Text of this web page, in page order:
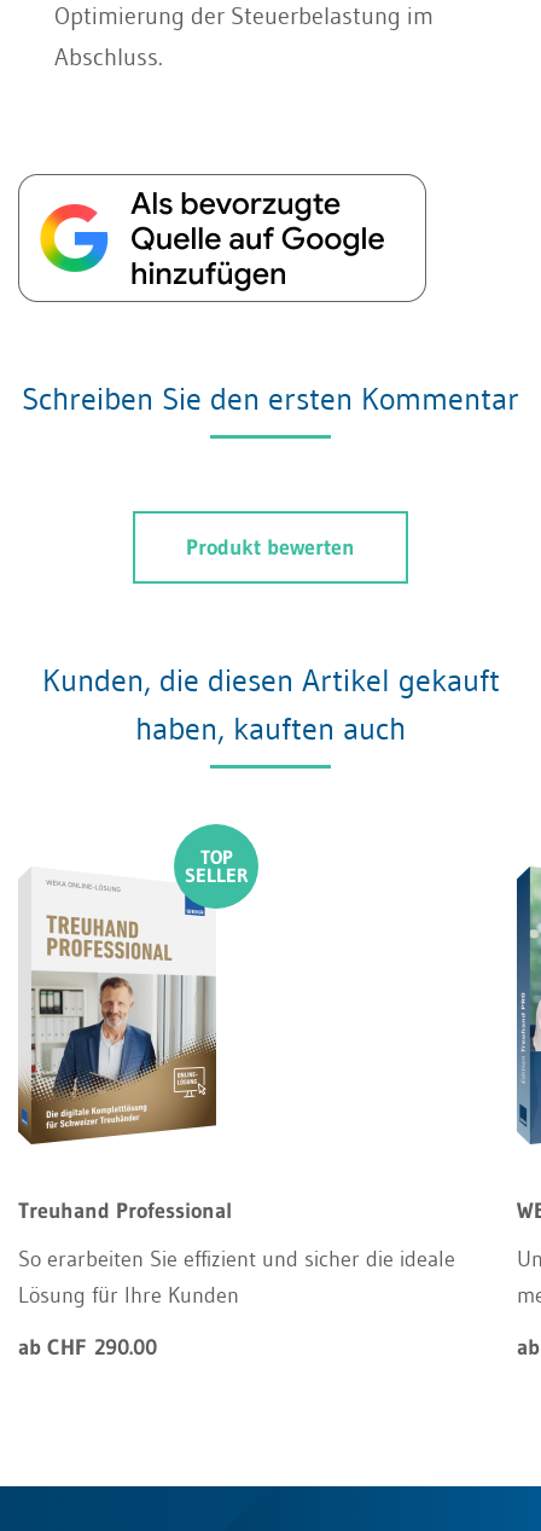
Optimierung der Steuerbelastung im
Abschluss.
Schreiben Sie den ersten Kommentar
Produkt bewerten
Kunden, die diesen Artikel gekauft
haben, kauften auch
Treuhand Professional
So erarbeiten Sie effizient und sicher die ideale
Lösung für Ihre Kunden
ab CHF 290.00